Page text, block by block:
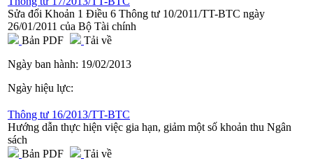
Sửa đổi Khoản 1 Điều 6 Thông tư 10/2011/TT-BTC ngày
26/01/2011 của Bộ Tài chính
Bản PDF
Tải về
Ngày ban hành: 19/02/2013
Ngày hiệu lực:
Thông tư 16/2013/TT-BTC
Hướng dẫn thực hiện việc gia hạn, giảm một số khoản thu Ngân
sách
Bản PDF
Tải về